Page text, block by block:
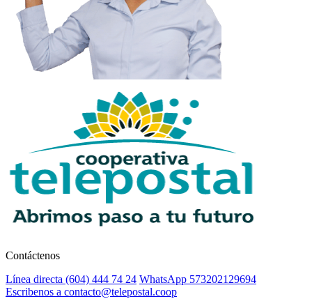
Contáctenos
Línea directa (604) 444 74 24 WhatsApp 573202129694
Escribenos a contacto@telepostal.coop